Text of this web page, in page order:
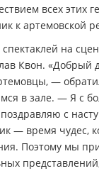
всех этих
к артемовской
на
Квон. «Добрый
—
в зале. — Я с
поздравляю с
— время чудес,
Поэтому мы